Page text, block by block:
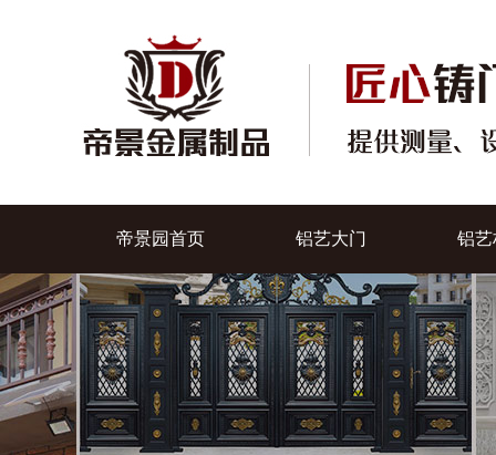
帝景园首页 铝艺大门 铝